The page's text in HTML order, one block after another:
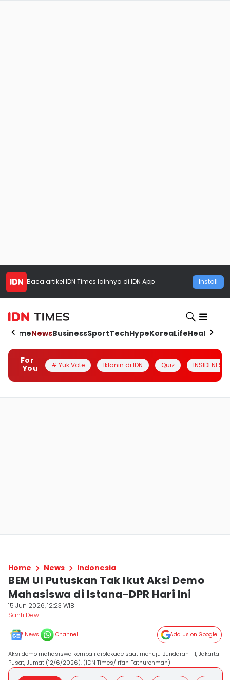
Baca artikel IDN Times lainnya di IDN App Install
HomeNewsBusinessSportTechHypeKoreaLifeHealth
For
You
# Yuk Vote Iklanin di IDN Quiz INSIDENESIA
Home News Indonesia
BEM UI Putuskan Tak Ikut Aksi Demo
Mahasiswa di Istana-DPR Hari Ini
15 Jun 2026, 12:23 WIB
Santi Dewi
News Channel Add Us on Google
Aksi demo mahasiswa kembali diblokade saat menuju Bundaran HI, Jakarta
Pusat, Jumat (12/6/2026). (IDN Times/Irfan Fathurohman)